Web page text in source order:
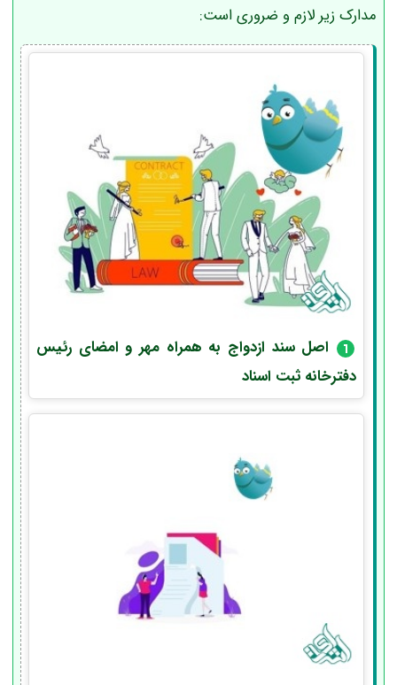
مدارک زیر لازم و ضروری است:
اصل سند ازدواج به همراه مهر و امضای رئیس
دفترخانه ثبت اسناد